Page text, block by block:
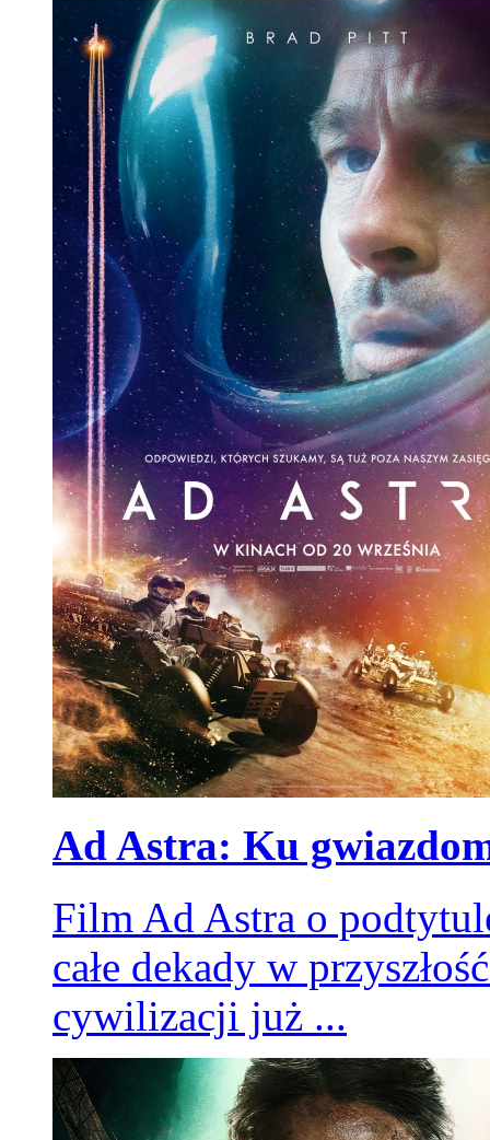
Johna nie można zaliczyć do grona zwykłych palaczy. Ma dar
postaci demonów i aniołów przebywających na Ziemi. John nigdy
daru, który w młodości doprowadził go na skraj załamania i próby
duszę rusza do walki z demonami, wierząc, że w ten sposób uratuje
2012 Doomsday
Data 21 grudnia 2012 według przepowiednie maja stać się Dniem
Majów jest ostatnim dniem istnienia Świata. Czwórka ludzi
historycznej świątyni Majów aby zgłębić ten sekret.
Ad Astra: Ku
Film Ad Astra o
całe dekady w
cywilizacji już ...